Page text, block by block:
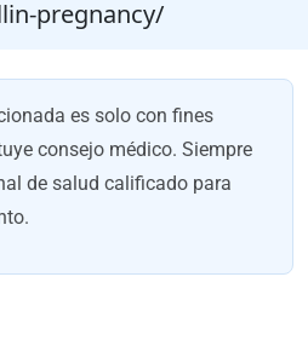
pregnancy/
es solo con fines
consejo médico. Siempre
de salud calificado para